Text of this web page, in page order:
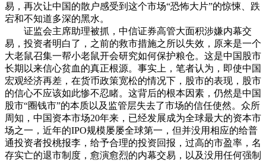
易，再次让中国的散户感受到这个市场“恐怖大片”的惊悚、跌
宕和不知道多深的黑水。
证监会主席助理被抓，中信证券高管大面积涉嫌内幕交
易，投资者明白了，之前的救市措施之所以失效，原来是一个
大老鼠召集一帮小老鼠开会研究如何保护粮仓。这是中国股市
长期以来信心贫血的真正根源。事实上，笔者认为，即使中国
宏观经济再差，在货币政策宽松的情况下，股市的表现，股市
的信心不应该如此惨不忍睹。这背后的根本因素，仍然是中国
股市“圈钱市”的本质以及监管层失去了市场的信任使然。众所
周知，中国资本市场20年来，已经发展成为全球最大的资本市
场之一，近年的IPO规模屡屡全球第一，但并没用相应的给普
通投资者投桃报李，给予合理的投资回报，过高的市盈率，名
存实亡的退市制度，愈演愈烈的内幕交易，以及没用任何强制